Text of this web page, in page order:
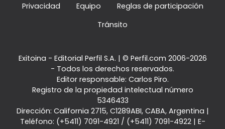
Privacidad
Equipo
Reglas de participación
Tránsito
Exitoina - Editorial Perfil S.A. | © Perfil.com 2006-2026
- Todos los derechos reservados.
Editor responsable: Carlos Piro.
Registro de la propiedad intelectual número
5346433
Dirección: California 2715, C1289ABI, CABA, Argentina |
Teléfono: (+5411) 7091-4921 / (+5411) 7091-4922| E-